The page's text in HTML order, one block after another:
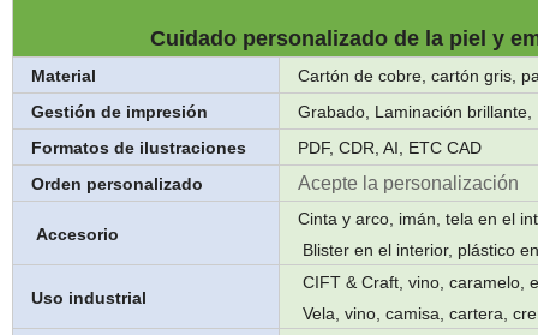
Cuidado personalizado de la piel y
Material
Cartón de cobre, cartón gris,
Gestión de impresión
Grabado, Laminación
Formatos de ilustraciones
PDF, CDR, AI, ETC CAD
Orden personalizado
Acepte la personalización
Accesorio
Cinta y arco, imán, tela en el
Blister en el interior, plástico
Uso industrial
CIFT & Craft, vino, caramelo,
Vela, vino, camisa, cartera,